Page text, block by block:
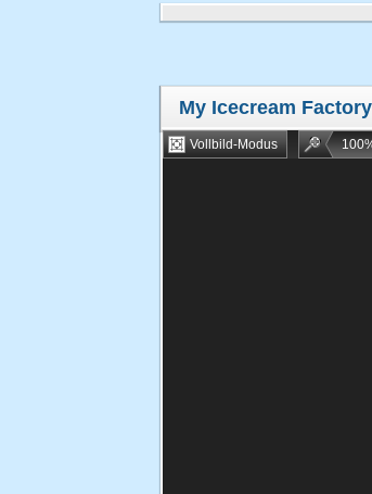
My Icecream Factory
Vollbild-Modus 100